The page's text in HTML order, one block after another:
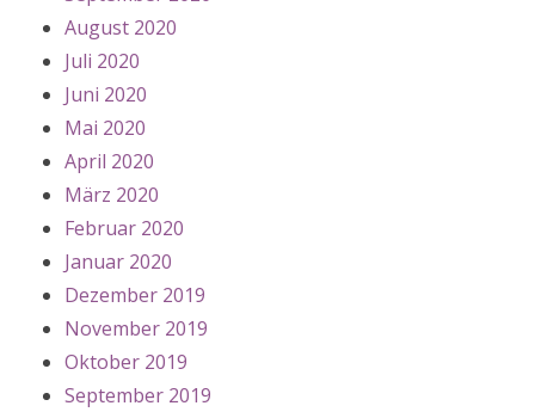
August 2020
Juli 2020
Juni 2020
Mai 2020
April 2020
März 2020
Februar 2020
Januar 2020
Dezember 2019
November 2019
Oktober 2019
September 2019